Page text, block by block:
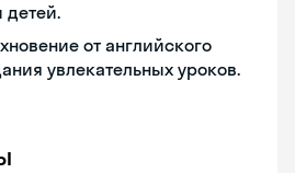
детей.
от английского
увлекательных уроков.